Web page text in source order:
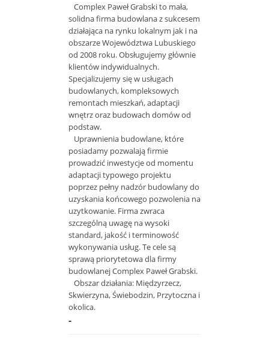
Complex Paweł Grabski to mała,
solidna firma budowlana z sukcesem
działająca na rynku lokalnym jak i na
obszarze Województwa Lubuskiego
od 2008 roku. Obsługujemy głównie
klientów indywidualnych.
Specjalizujemy się w usługach
budowlanych, kompleksowych
remontach mieszkań, adaptacji
wnętrz oraz budowach domów od
podstaw.
Uprawnienia budowlane, które
posiadamy pozwalają firmie
prowadzić inwestycje od momentu
adaptacji typowego projektu
poprzez pełny nadzór budowlany do
uzyskania końcowego pozwolenia na
uzytkowanie. Firma zwraca
szczególną uwagę na wysoki
standard, jakość i terminowość
wykonywania usług. Te cele są
sprawą priorytetowa dla firmy
budowlanej Complex Paweł Grabski.
Obszar działania: Międzyrzecz,
Skwierzyna, Świebodzin, Przytoczna i
okolica.
-